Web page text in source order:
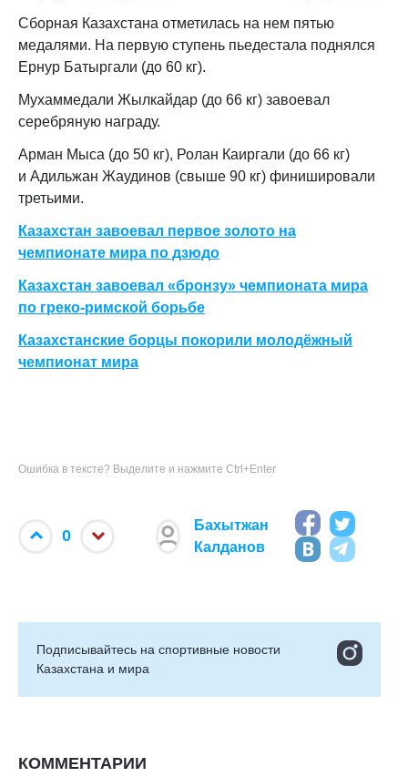
Сборная Казахстана отметилась на нем пятью
медалями. На первую ступень пьедестала поднялся
Ернур Батыргали (до 60 кг).
Мухаммедали Жылкайдар (до 66 кг) завоевал
серебряную награду.
Арман Мыса (до 50 кг), Ролан Каиргали (до 66 кг)
и Адильжан Жаудинов (свыше 90 кг) финишировали
третьими.
Казахстан завоевал первое золото на
чемпионате мира по дзюдо
Казахстан завоевал «бронзу» чемпионата мира
по греко-римской борьбе
Казахстанские борцы покорили молодёжный
чемпионат мира
Ошибка в тексте? Выделите и нажмите Ctrl+Enter
0
Бахытжан
Калданов
Подписывайтесь на cпортивные новости
Казахстана и мира
КОММЕНТАРИИ